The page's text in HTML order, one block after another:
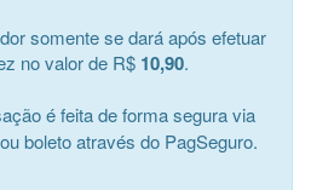
somente se dará após efetuar
no valor de R$ 10,90.
é feita de forma segura via
boleto através do PagSeguro.